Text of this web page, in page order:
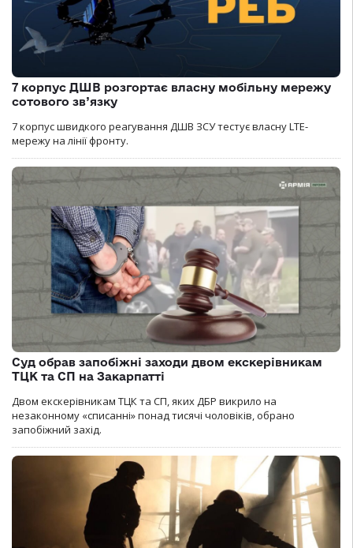
7 корпус ДШВ розгортає власну мобільну мережу
сотового зв’язку
7 корпус швидкого реагування ДШВ ЗСУ тестує власну LTE-
мережу на лінії фронту.
Суд обрав запобіжні заходи двом екскерівникам
ТЦК та СП на Закарпатті
Двом екскерівникам ТЦК та СП, яких ДБР викрило на
незаконному «списанні» понад тисячі чоловіків, обрано
запобіжний захід.